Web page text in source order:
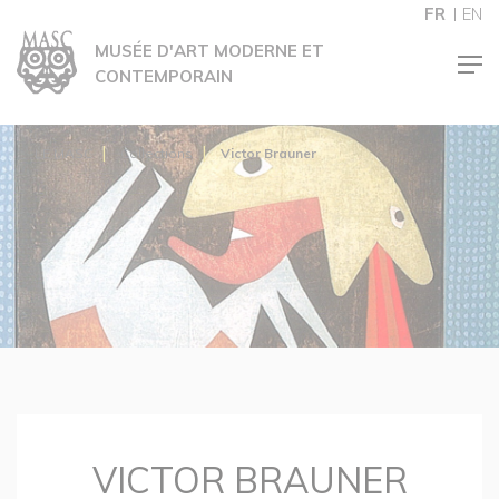
FR
EN
MUSÉE D'ART MODERNE ET
CONTEMPORAIN
LE MASC Collections Victor Brauner
VICTOR BRAUNER